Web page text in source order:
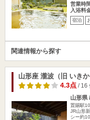
営業時
入浴料
宿泊
関連情報から探す
山形座 瀧波（旧 いきか
4.3点/ 16
山形県
置賜駅
JR山形
シー約